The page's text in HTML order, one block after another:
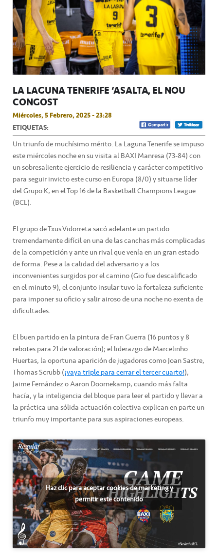
LA LAGUNA TENERIFE ‘ASALTA’ EL NOU
CONGOST
Miércoles, 5 Febrero, 2025 - 23:28
ETIQUETAS:
Un triunfo de muchísimo mérito. La Laguna Tenerife se impuso
este miércoles noche en su visita al BAXI Manresa (73-84) con
un sobresaliente ejercicio de resiliencia y carácter competitivo
para seguir invicto este curso en Europa (8/0) y situarse líder
del Grupo K, en el Top 16 de la Basketball Champions League
(BCL).
El grupo de Txus Vidorreta sacó adelante un partido
tremendamente difícil en una de las canchas más complicadas
de la competición y ante un rival que venía en un gran estado
de forma. Pese a la calidad del adversario y a los
inconvenientes surgidos por el camino (Gio fue descalificado
en el minuto 9), el conjunto insular tuvo la fortaleza suficiente
para imponer su oficio y salir airoso de una noche no exenta de
dificultades.
El buen partido en la pintura de Fran Guerra (16 puntos y 8
rebotes para 21 de valoración); el liderazgo de Marcelinho
Huertas, la oportuna aparición de jugadores como Joan Sastre,
Thomas Scrubb (¡vaya triple para cerrar el tercer cuarto!),
Jaime Fernández o Aaron Doornekamp, cuando más falta
hacía, y la inteligencia del bloque para leer el partido y llevar a
la práctica una sólida actuación colectiva explican en parte un
triunfo muy importante para sus aspiraciones europeas.
Haz clic para aceptar cookies de marketing y
permitir este contenido